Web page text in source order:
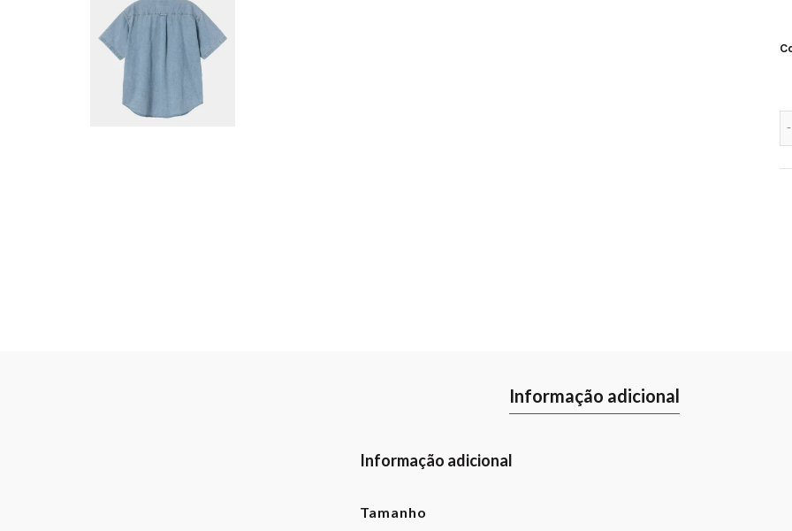
Informação adicional
Informação adicional
Tamanho